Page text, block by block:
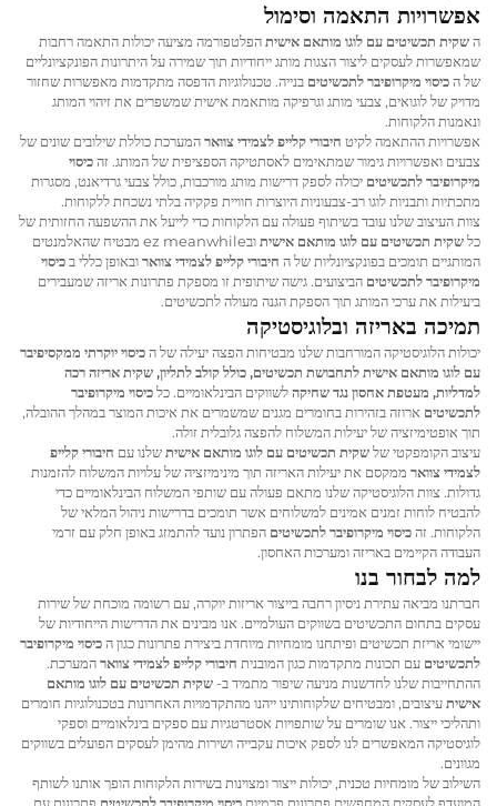
אפשרויות התאמה וסימול
השקית תכשיטים עם לוגו מותאם אישיתהפלטפורמה מציעה יכולות התאמה רחבות
שמאפשרות לעסקים ליצור הצגות מותג ייחודיות תוך שמירה על היתרונות הפונקציונליים
של הכיסוי מיקרופיבר לתכשיטים בנייה. טכנולוגיות הדפסה מתקדמות מאפשרות שחזור
מדויק של לוגואים, צבעי מותג וגרפיקה מותאמת אישית שמשפרים את זיהוי המותג
ונאמנות הלקוחות.
אפשרויות ההתאמה לקיט חיבורי קלייפ לצמידי צווארהמערכת כוללת שילובים שונים של
צבעים ואפשרויות גימור שמתאימים לאסתטיקה הספציפית של המותג. זהכיסוי
מיקרופיבר לתכשיטים יכולה לספק דרישות מותג מורכבות, כולל צבעי גרדיאנט, מסגרות
מתכתיות ותבניות לוגו רב-צבעוניות היוצרות חוויית פקקיה בלתי נשכחת ללקוחות.
צוות העיצוב שלנו עובד בשיתוף פעולה עם הלקוחות כדי לייעל את ההשפעה החזותית של
כלשקית תכשיטים עם לוגו מותאם אישית
ובez meanwhile מבטיח שהאלמנטים
המותגיים תומכים בפונקציונליות של ה חיבורי קלייפ לצמידי צווארובאופן כללי בכיסוי
מיקרופיבר לתכשיטים הביצועים. גישה שיתופית זו מספקת פתרונות אריזה שמעבירים
ביעילות את ערכי המותג תוך הספקת הגנה מעולה לתכשיטים.
תמיכה באריזה ובלוגיסטיקה
יכולות הלוגיסטיקה המורחבות שלנו מבטיחות הפצה יעילה של הכיסוי יוקרתי ממקסיפיבר
עם לוגו מותאם אישית לתחבושת תכשיטים, כולל קולב לתליון, שקית אריזה רכה
למדליות, מעטפת אחסון נגד שחיקהלשווקים הבינלאומיים. כלכיסוי מיקרופיבר
לתכשיטים ארוזה בזהירות בחומרים מגנים שמשמרים את איכות המוצר במהלך ההובלה,
תוך אופטימיזציה של יעילות המשלוח להפצה גלובלית זולה.
עיצוב הקומפקטי שלשקית תכשיטים עם לוגו מותאם אישיתשלנו עם חיבורי קלייפ
לצמידי צוואר ממקסם את יעילות האריזה תוך מינימיזציה של עלויות המשלוח להזמנות
גדולות. צוות הלוגיסטיקה שלנו מתאם פעולה עם שותפי המשלוח הבינלאומיים כדי
להבטיח לוחות זמנים אמינים למשלוחים אשר תומכים בדרישות ניהול המלאי של
הלקוחות. זהכיסוי מיקרופיבר לתכשיטים הפתרון נועד להתמזג באופן חלק עם זרמי
העבודה הקיימים באריזה ומערכות האחסון.
למה לבחור בנו
חברתנו מביאה עתירת ניסיון רחבה בייצור אריזות יוקרה, עם רשומה מוכחת של שירות
עסקים בתחום התכשיטים בשווקים העולמיים. אנו מבינים את הדרישות הייחודיות של
יישומי אריזת תכשיטים ופיתחנו מומחיות מיוחדת ביצירת פתרונות כגון הכיסוי מיקרופיבר
לתכשיטים עם תכונות מתקדמות כגון המובנית חיבורי קלייפ לצמידי צווארהמערכת.
ההתחייבות שלנו לחדשנות מניעה שיפור מתמיד ב-שקית תכשיטים עם לוגו מותאם
אישיתעיצובים, ומבטיחים שלקוחותינו ייהנו מהתקדמויות האחרונות בטכנולוגיות חומרים
ותהליכי ייצור. אנו שומרים על שותפויות אסטרטגיות עם ספקים בינלאומיים וספקי
לוגיסטיקה המאפשרים לנו לספק איכות עקבייה ושירות מהימן לעסקים הפועלים בשווקים
מגוונים.
השילוב של מומחיות טכנית, יכולות ייצור ומצוינות בשירות הלקוחות הופך אותנו לשותף